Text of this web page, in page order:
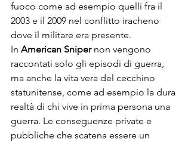
fuoco come ad esempio quelli fra il
2003 e il 2009 nel conflitto iracheno
dove il militare era presente.
In American Sniper non vengono
raccontati solo gli episodi di guerra,
ma anche la vita vera del cecchino
statunitense, come ad esempio la dura
realtà di chi vive in prima persona una
guerra. Le conseguenze private e
pubbliche che scatena essere un